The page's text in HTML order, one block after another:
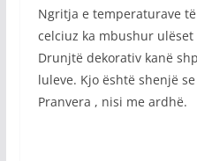
Ngritja e temperaturave
celciuz ka mbushur
Drunjtë dekorativ kanë
luleve. Kjo është shenjë
Pranvera , nisi me ardhë.